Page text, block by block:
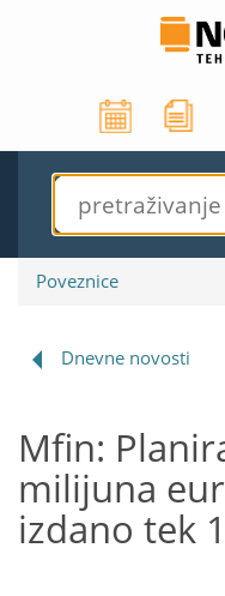
Poveznice
Dnevne novosti
Mfin:
milijuna
izdano tek